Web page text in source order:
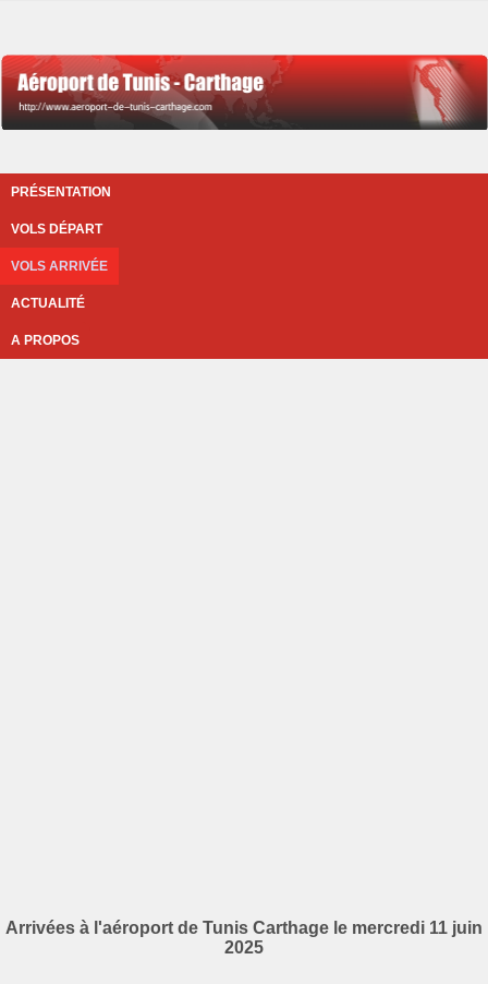
PRÉSENTATION
VOLS DÉPART
VOLS ARRIVÉE
ACTUALITÉ
A PROPOS
Arrivées à l'aéroport de Tunis Carthage le mercredi 11 juin
2025